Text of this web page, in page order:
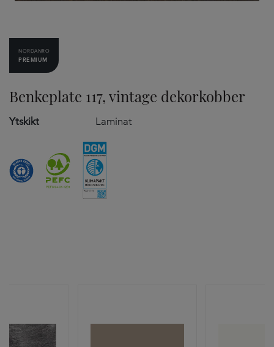
Benkeplate 117, vintage dekorkobber
NORDANRO
PREMIUM
Ytskikt Laminat